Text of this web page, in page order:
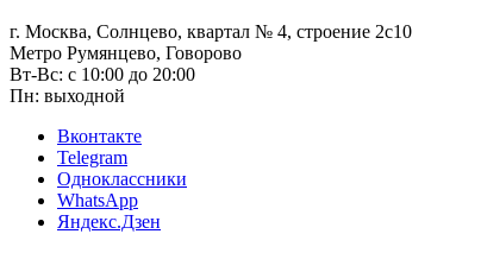
г. Москва, Солнцево, квартал № 4, строение 2с10
Метро Румянцево, Говорово
Вт-Вс: с 10:00 до 20:00
Пн: выходной
Вконтакте
Telegram
Одноклассники
WhatsApp
Яндекс.Дзен